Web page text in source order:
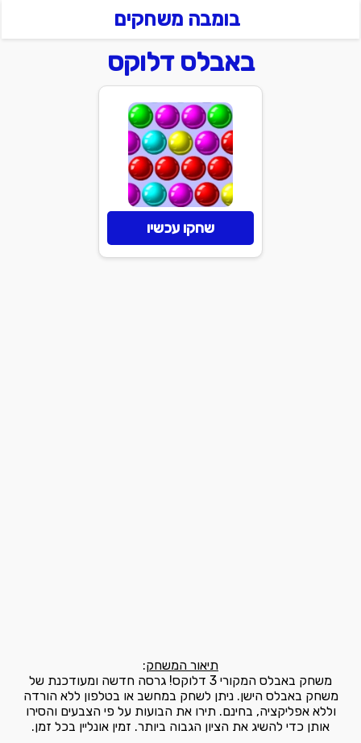
בומבה משחקים
באבלס דלוקס
שחקו עכשיו
תיאור המשחק:
משחק באבלס המקורי 3 דלוקס! גרסה חדשה ומעודכנת של
משחק באבלס הישן. ניתן לשחק במחשב או בטלפון ללא הורדה
וללא אפליקציה, בחינם. תירו את הבועות על פי הצבעים והסירו
אותן כדי להשיג את הציון הגבוה ביותר. זמין אונליין בכל זמן.